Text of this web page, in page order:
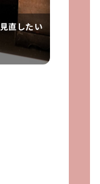
直したい